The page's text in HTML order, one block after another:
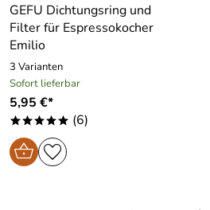
GEFU Dichtungsring und
Filter für Espressokocher
Emilio
3 Varianten
Sofort lieferbar
5,95 €*
***** (6)